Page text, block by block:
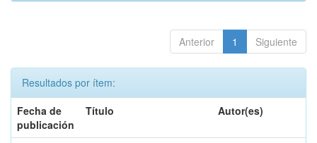
Anterior 1 Siguiente
Resultados por ítem:
Fecha de
publicación
Título Autor(es)